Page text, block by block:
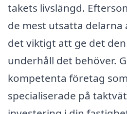
takets livslängd.
de mest utsatta delarna
det viktigt att ge det
underhåll det behöver.
kompetenta företag
specialiserade på